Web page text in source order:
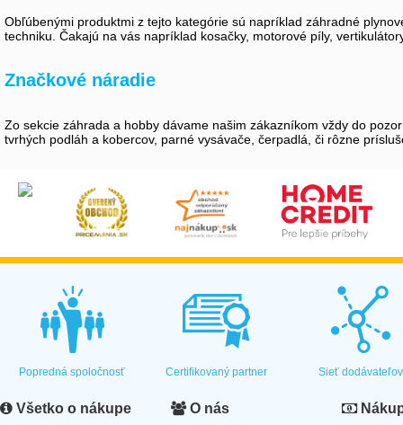
Obľúbenými produktmi z tejto kategórie sú napríklad záhradné
techniku. Čakajú na vás napríklad kosačky, motorové píly,
Značkové náradie
Zo sekcie záhrada a hobby dávame našim zákazníkom vždy do
tvrhých podláh a kobercov, parné vysávače, čerpadlá, či rôzne
Popredná spoločnosť Certifikovaný partner Sieť dodávateľov
Všetko o nákupe O nás